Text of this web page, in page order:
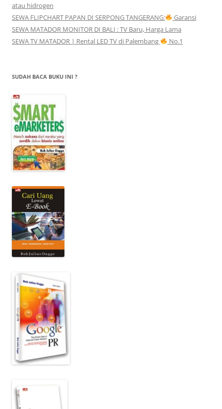
atau hidrogen
SEWA FLIPCHART PAPAN DI SERPONG TANGERANG:
Garansi
SEWA MATADOR MONITOR DI BALI : TV Baru, Harga Lama
SEWA TV MATADOR | Rental LED TV di Palembang
No.1
SUDAH BACA BUKU INI ?